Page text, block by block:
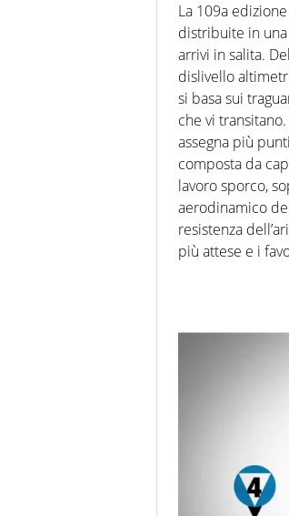
La 109a
distribuite in
arrivi in salita.
dislivello
si basa sui
che vi
assegna più
composta da
lavoro sporco,
aerodinamico
resistenza
più attese e i